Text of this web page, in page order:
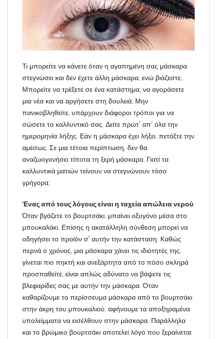
Τι μπορείτε να κάνετε όταν η αγαπημένη σας μάσκαρα
στεγνώσει και δεν έχετε άλλη μάσκαρα, ενώ βιάζεστε;
Μπορείτε να τρέξετε σε ένα κατάστημα, να αγοράσετε
μια νέα και να αργήσετε στη δουλειά; Μην
πανικοβληθείτε, υπάρχουν διάφοροι τρόποι για να
σώσετε το καλλυντικό σας. Δείτε πρώτ’ απ’ όλα την
ημερομηνία λήξης. Εάν η μάσκαρα έχει λήξει, πετάξτε την
αμέσως. Σε μια τέτοια περίπτωση, δεν θα
αναζωογονήσει τίποτα τη ξερή μάσκαρα. Γιατί τα
καλλυντικά ματιών τείνουν να στεγνώνουν τόσο
γρήγορα;
Ένας από τους λόγους είναι η ταχεία απώλεια νερού
Όταν βγάζετε το βουρτσάκι, μπαίνει οξυγόνο μέσα στο
μπουκαλάκι. Επίσης η ακατάλληλη σύνθεση μπορεί να
οδηγήσει το προϊόν σ’ αυτήν την κατάσταση. Καθώς
περνά ο χρόνος, μια μάσκαρα χάνει τις ιδιότητές της,
γίνεται πιο πηκτή και ανεξάρτητα από το πόσο σκληρά
προσπαθείτε, είναι απλώς αδύνατο να βάψετε τις
βλεφαρίδες σας με αυτήν την μάσκαρα. Όταν
καθαρίζουμε το περίσσευμα μάσκαρα από το βουρτσάκι
στην άκρη του μπουκαλιού, αφήνουμε τα αποξηραμένα
υπολείμματα να εισέλθουν στην μάσκαρα. Παράλληλα
και το βρώμικο βουρτσάκι αποτελεί λόγο που ξεραίνεται